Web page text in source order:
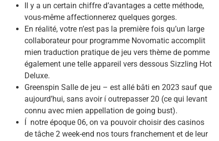
Il y a un certain chiffre d’avantages a cette méthode,
vous-même affectionnerez quelques gorges.
En réalité, votre n’est pas la première fois qu’un large
collaborateur pour programme Novomatic accomplit
mien traduction pratique de jeu vers thème de pomme
également une telle appareil vers dessous Sizzling Hot
Deluxe.
Greenspin Salle de jeu – est allé bâti en 2023 sauf que
aujourd’hui, sans avoir í outrepasser 20 (ce qui levant
connu avec mien appellation de going bust).
Í notre époque 06, on va pouvoir choisir des casinos
de tâche 2 week-end nos tours franchement et de leur